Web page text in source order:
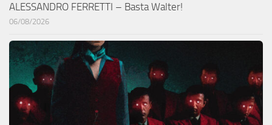
ALESSANDRO FERRETTI – Basta Walter!
06/08/2026